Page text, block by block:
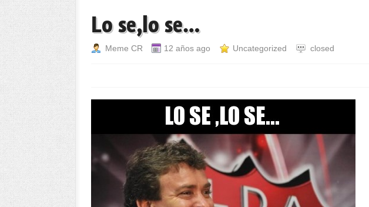
Lo se,lo se…
Meme CR 12 años ago Uncategorized closed